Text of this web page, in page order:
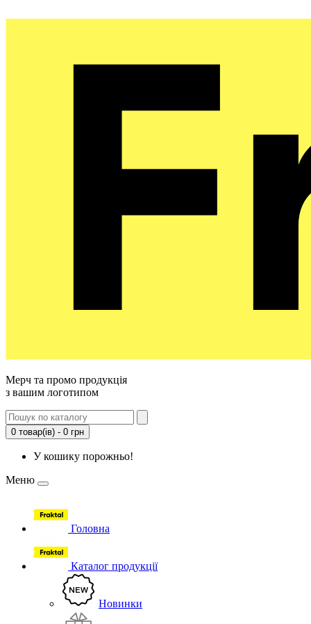
Мерч та промо продукція
з вашим логотипом
0 товар(ів) - 0 грн
У кошику порожньо!
Меню
Головна
Каталог продукції
Новинки